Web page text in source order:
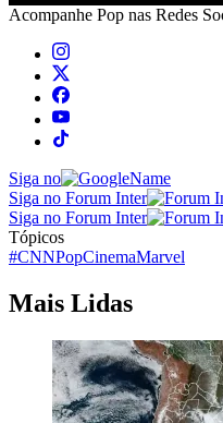
Acompanhe Pop nas Redes
Siga no
Siga no Forum Inter
Siga no Forum Inter
Tópicos
#CNNPopCinemaMarvel
Mais Lidas